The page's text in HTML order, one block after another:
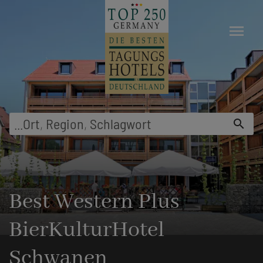
Ort, Region, Schlagwort search
menu
Best Western Plus
BierKulturHotel